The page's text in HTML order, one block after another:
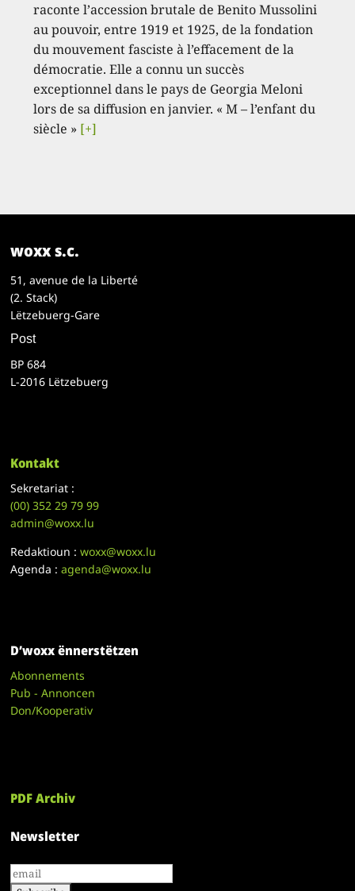
raconte l’accession brutale de Benito Mussolini
au pouvoir, entre 1919 et 1925, de la fondation
du mouvement fasciste à l’effacement de la
démocratie. Elle a connu un succès
exceptionnel dans le pays de Georgia Meloni
lors de sa diffusion en janvier. « M – l’enfant du
siècle » [+]
woxx s.c.
51, avenue de la Liberté
(2. Stack)
Lëtzebuerg-Gare
Post
BP 684
L-2016 Lëtzebuerg
Kontakt
Sekretariat :
(00)352 29 79 99
admin@woxx.lu
Redaktioun :woxx@woxx.lu
Agenda :agenda@woxx.lu
D’woxx ënnerstëtzen
Abonnements
Pub - Annoncen
Don/Kooperativ
PDF Archiv
Newsletter